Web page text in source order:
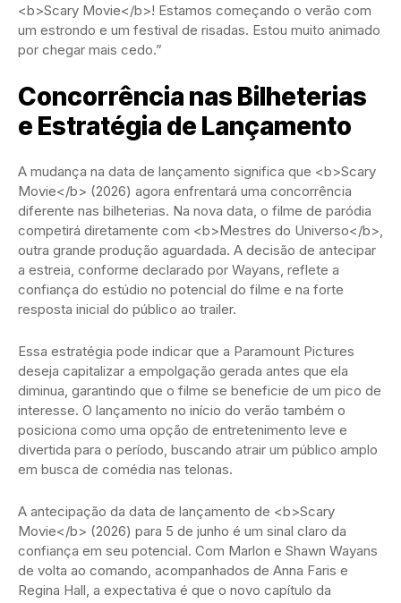
<b>Scary Movie</b>! Estamos começando o verão com
um estrondo e um festival de risadas. Estou muito animado
por chegar mais cedo.”
Concorrência nas Bilheterias
e Estratégia de Lançamento
A mudança na data de lançamento significa que <b>Scary
Movie</b> (2026) agora enfrentará uma concorrência
diferente nas bilheterias. Na nova data, o filme de paródia
competirá diretamente com <b>Mestres do Universo</b>,
outra grande produção aguardada. A decisão de antecipar
a estreia, conforme declarado por Wayans, reflete a
confiança do estúdio no potencial do filme e na forte
resposta inicial do público ao trailer.
Essa estratégia pode indicar que a Paramount Pictures
deseja capitalizar a empolgação gerada antes que ela
diminua, garantindo que o filme se beneficie de um pico de
interesse. O lançamento no início do verão também o
posiciona como uma opção de entretenimento leve e
divertida para o período, buscando atrair um público amplo
em busca de comédia nas telonas.
A antecipação da data de lançamento de <b>Scary
Movie</b> (2026) para 5 de junho é um sinal claro da
confiança em seu potencial. Com Marlon e Shawn Wayans
de volta ao comando, acompanhados de Anna Faris e
Regina Hall, a expectativa é que o novo capítulo da